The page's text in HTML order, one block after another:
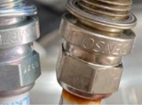
o preço da